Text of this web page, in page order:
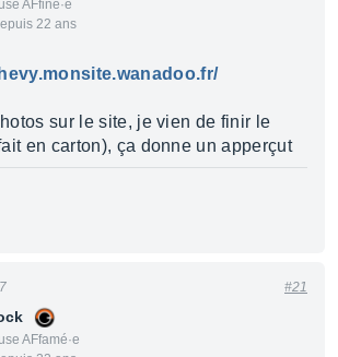
AFfiné·e
22 ans
sur le site, je vien de finir le
en carton), ça donne un apperçut
AFfamé·e
#21